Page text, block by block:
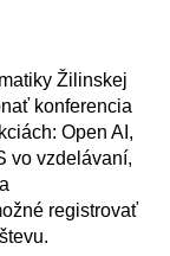
Žilinskej
konferencia
Open AI,
vo vzdelávaní,
registrovať